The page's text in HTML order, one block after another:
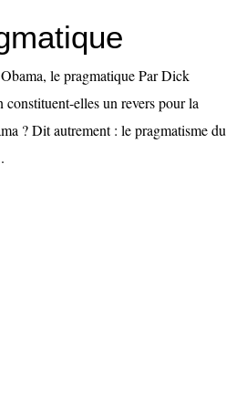
le pragmatique Par Dick
elles un revers pour la
? Dit autrement : le pragmatisme du